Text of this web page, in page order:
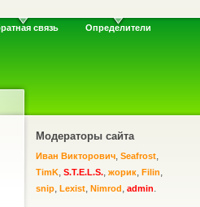
связь Определители
Модераторы сайта
Иван Викторович, Seafrost,
TimK, S.T.E.L.S., жорик, Filin,
snip, Lexist, Nimrod, admin.